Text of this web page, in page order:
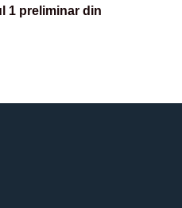
1 preliminar din